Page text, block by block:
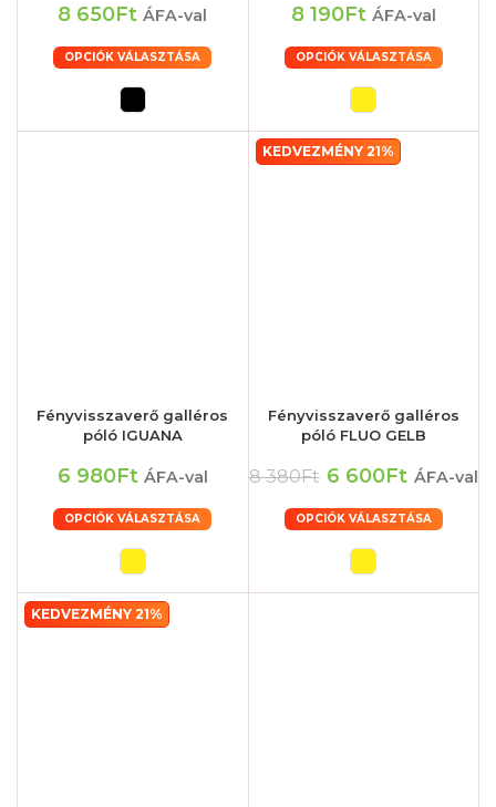
8 650Ft ÁFA-val
OPCIÓK VÁLASZTÁSA
8 190Ft ÁFA-val
OPCIÓK VÁLASZTÁSA
Fényvisszaverő galléros
póló IGUANA
6 980Ft ÁFA-val
OPCIÓK VÁLASZTÁSA
KEDVEZMÉNY 21%
Fényvisszaverő galléros
póló FLUO GELB
8 380Ft 6 600Ft ÁFA-val
OPCIÓK VÁLASZTÁSA
KEDVEZMÉNY 21%